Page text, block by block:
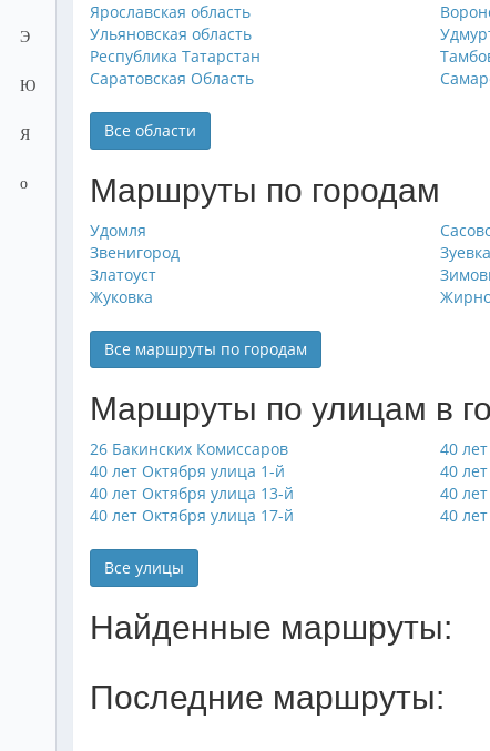
Э
Ю
Я
о
Ярославская область
Ульяновская область
Республика Татарстан
Саратовская Область
Все области
Маршруты по городам
Удомля
Звенигород
Зуевка
Златоуст
Жуковка
Все маршруты по городам
Маршруты по улицам в
26 Бакинских Комиссаров 40
40 лет Октября улица 1-й
40
40 лет Октября улица 13-й
40
40 лет Октября улица 17-й
40
Все улицы
Найденные маршруты:
Последние маршруты: